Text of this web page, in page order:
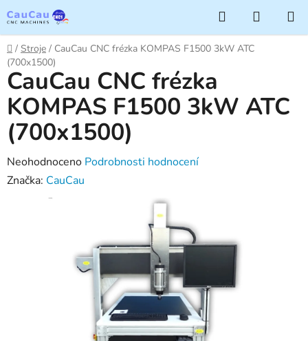
na
obsah
Hledat
KOŠÍK
Domů
/ Stroje / CauCau CNC frézka KOMPAS F1500 3kW ATC
(700x1500)
CauCau CNC frézka
KOMPAS F1500 3kW ATC
(700x1500)
Průměrné
hodnocení
produktu
Neohodnoceno Podrobnosti hodnocení
Značka: CauCau